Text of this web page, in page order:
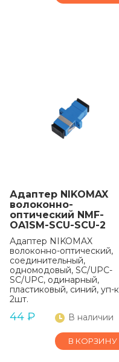
Адаптер NIKOMAX
волоконно-
оптический NMF-
OA1SM-SCU-SCU-2
Адаптер NIKOMAX
волоконно-оптический,
соединительный,
одномодовый, SC/UPC-
SC/UPC, одинарный,
пластиковый, синий, уп-
2шт.
44 ₽ В наличии
В КОРЗИНУ